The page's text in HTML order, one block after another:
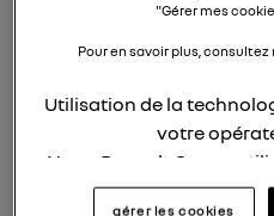
Nouveau
Renault 2022
Elsa32
26 janvier 2022 13:26
année ?
"Gérer mes
Pour en savoir plus, consultez
Utilisation de la
votre
Nous, Renault Group,
pour nos activités
gérer les cookies